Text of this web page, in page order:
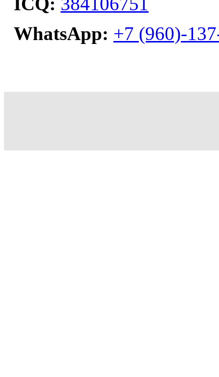
WhatsApp: +7 (960)-